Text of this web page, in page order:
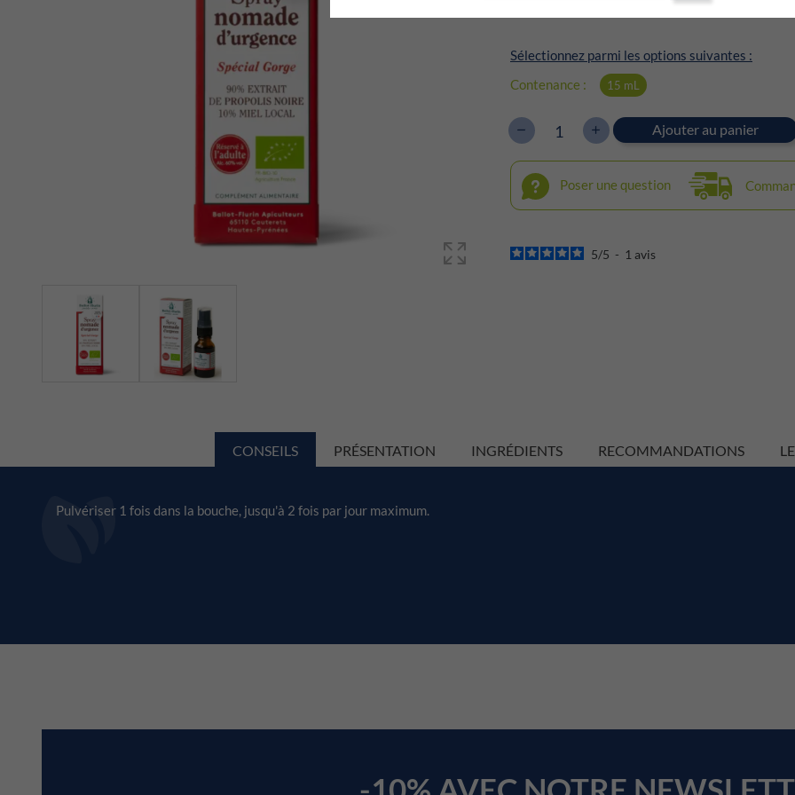
Certifié Agriculture Biologique
Sélectionnez parmi les options suivantes :
Contenance :
15 mL
Ajouter au panier
Poser une question
5/5 - 1 avis
CONSEILS PRÉSENTATION INGRÉDIENTS RECOMMANDATIONS
Pulvériser 1 fois dans la bouche, jusqu'à 2 fois par jour maximum.